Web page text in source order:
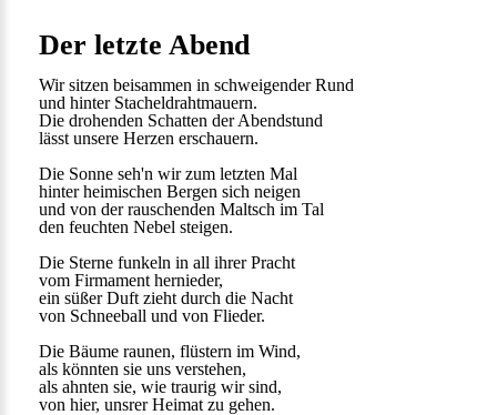
Der letzte Abend
Wir sitzen beisammen in schweigender Rund
und hinter Stacheldrahtmauern.
Die drohenden Schatten der Abendstund
lässt unsere Herzen erschauern.
Die Sonne seh'n wir zum letzten Mal
hinter heimischen Bergen sich neigen
und von der rauschenden Maltsch im Tal
den feuchten Nebel steigen.
Die Sterne funkeln in all ihrer Pracht
vom Firmament hernieder,
ein süßer Duft zieht durch die Nacht
von Schneeball und von Flieder.
Die Bäume raunen, flüstern im Wind,
als könnten sie uns verstehen,
als ahnten sie, wie traurig wir sind,
von hier, unsrer Heimat zu gehen.